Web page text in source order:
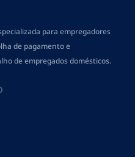
para empregadores
de pagamentoe
de empregados domésticos.